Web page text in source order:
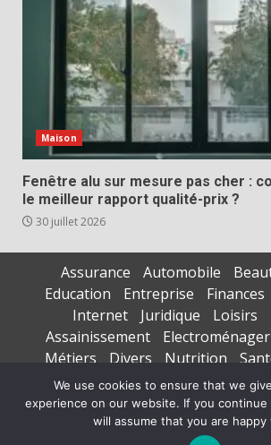
Maison
Fenêtre alu sur mesure pas cher :
le meilleur rapport qualité-prix ?
30 juillet 2026
Assurance Automobile
Education
Entreprise Finances
Internet
Juridique Loisirs
Assainissement
Electroménager
Métiers
Divers Nutrition
Seniors
Sports
Copyright © All rights reserved.|
themes
We use cookies to ensure that we
experience on our website. If you
will assume that you are happy